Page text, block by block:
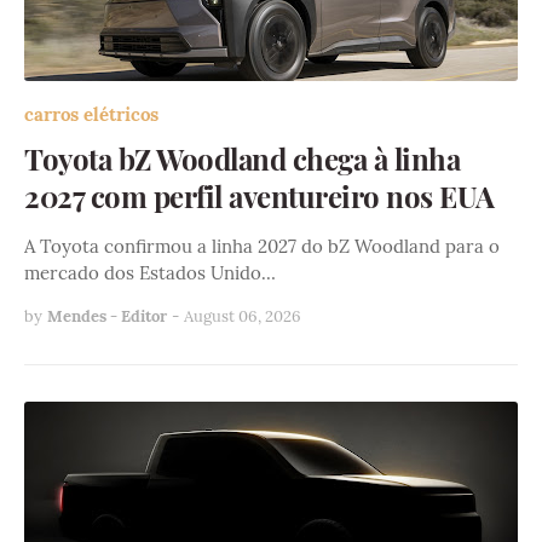
carros elétricos
Toyota bZ Woodland chega à linha
2027 com perfil aventureiro nos EUA
A Toyota confirmou a linha 2027 do bZ Woodland para o
mercado dos Estados Unido…
by Mendes - Editor - August 06, 2026